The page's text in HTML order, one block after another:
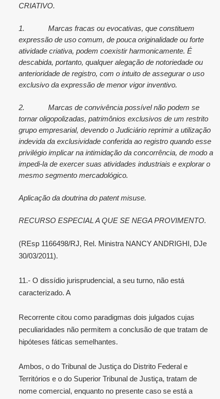
CRIATIVO.
1.
Marcas fracas ou evocativas, que constituem
expressão de uso comum, de pouca originalidade ou forte
atividade criativa, podem coexistir harmonicamente. É
descabida, portanto, qualquer alegação de notoriedade ou
anterioridade de registro, com o intuito de assegurar o uso
exclusivo da expressão de menor vigor inventivo.
2.
Marcas de convivência possível não podem se
tornar oligopolizadas, patrimônios exclusivos de um restrito
grupo empresarial, devendo o Judiciário reprimir a utilização
indevida da exclusividade conferida ao registro quando esse
privilégio implicar na intimidação da concorrência, de modo a
impedi-la de exercer suas atividades industriais e explorar o
mesmo segmento mercadológico.
Aplicação da doutrina do patent misuse.
RECURSO ESPECIAL A QUE SE NEGA PROVIMENTO.
(REsp 1166498/RJ, Rel. Ministra NANCY ANDRIGHI, DJe
30/03/2011).
11.- O dissídio jurisprudencial, a seu turno, não está
caracterizado. A
Recorrente citou como paradigmas dois julgados cujas
peculiaridades não permitem a conclusão de que tratam de
hipóteses fáticas semelhantes.
Ambos, o do Tribunal de Justiça do Distrito Federal e
Territórios e o do Superior Tribunal de Justiça, tratam de
nome comercial, enquanto no presente caso se está a